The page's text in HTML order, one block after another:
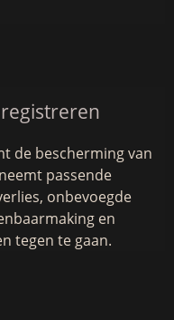
de bescherming van
passende
onbevoegde
en
tegen te gaan.